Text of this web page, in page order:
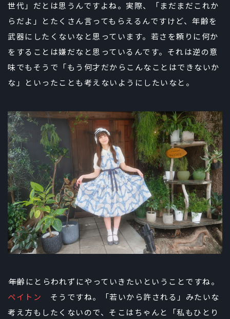
世代」だとは思うんですよね。実際、「まだまだこれか
らだよ」とたくさん言ってもらえるんですけど、年齢を
武器にしたくないなと思っています。若さを頼りに何か
をすることは嫌だなと思っているんです。それは逆の意
味でもそうで「もう何才だからこんなことはできないか
な」といったことも考えないようにしたいなと。
――年齢にとらわれずにやっていきたいということですね。
ペイトン そうですね。「若いから許される」みたいな
考え方もしたくないので、そこはちゃんと「私もひとり